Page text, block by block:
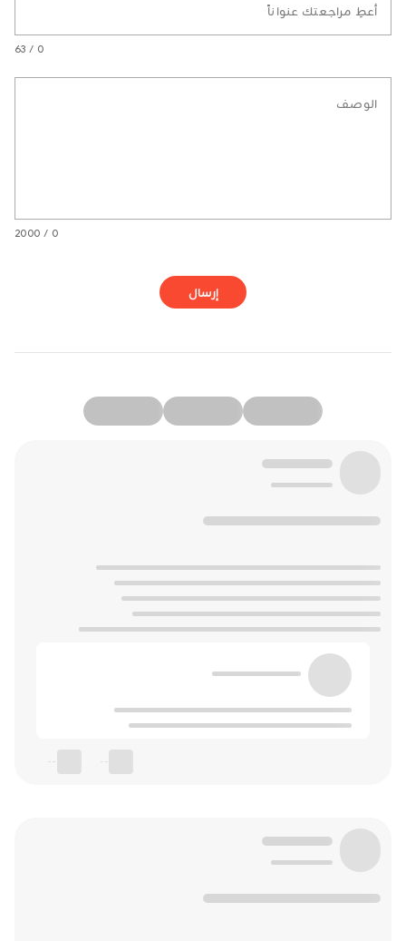
أعطِ مراجعتك عنواناً
0 / 63
الوصف
0 / 2000
إرسال